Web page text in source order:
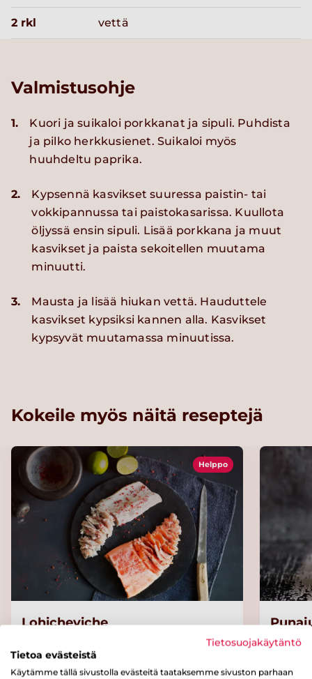
2 rkl vettä
Valmistusohje
1.
Kuori ja suikaloi porkkanat ja sipuli. Puhdista
ja pilko herkkusienet. Suikaloi myös
huuhdeltu paprika.
2.
Kypsennä kasvikset suuressa paistin- tai
vokkipannussa tai paistokasarissa. Kuullota
öljyssä ensin sipuli. Lisää porkkana ja muut
kasvikset ja paista sekoitellen muutama
minuutti.
3.
Mausta ja lisää hiukan vettä. Hauduttele
kasvikset kypsiksi kannen alla. Kasvikset
kypsyvät muutamassa minuutissa.
Kokeile myös näitä reseptejä
Helppo
Lohicheviche
Tietosuojakäytäntö
Tietoa evästeistä
Käytämme tällä sivustolla evästeitä taataksemme sivuston parhaan